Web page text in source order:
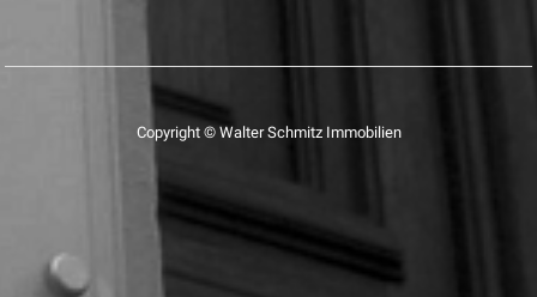
Copyright © Walter Schmitz Immobilien